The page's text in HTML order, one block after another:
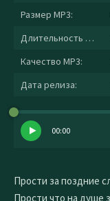
Размер MP3:
Длительность MP3:
Качество MP3:
Дата релиза:
00:00
Прости за поздние
Прости что на душе